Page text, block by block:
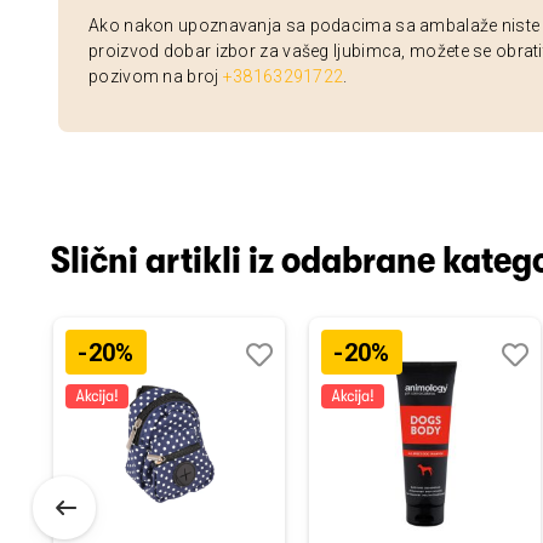
Ako nakon upoznavanja sa podacima sa ambalaže niste
proizvod dobar izbor za vašeg ljubimca, možete se
pozivom na broj +38163291722
Slični artikli iz odabrane
-20% -20%